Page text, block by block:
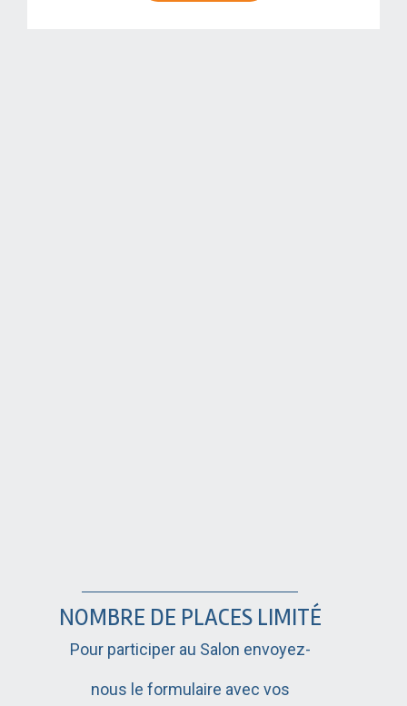
NOMBRE DE PLACES LIMITÉ
Pour participer au Salon envoyez-
nous le formulaire avec vos